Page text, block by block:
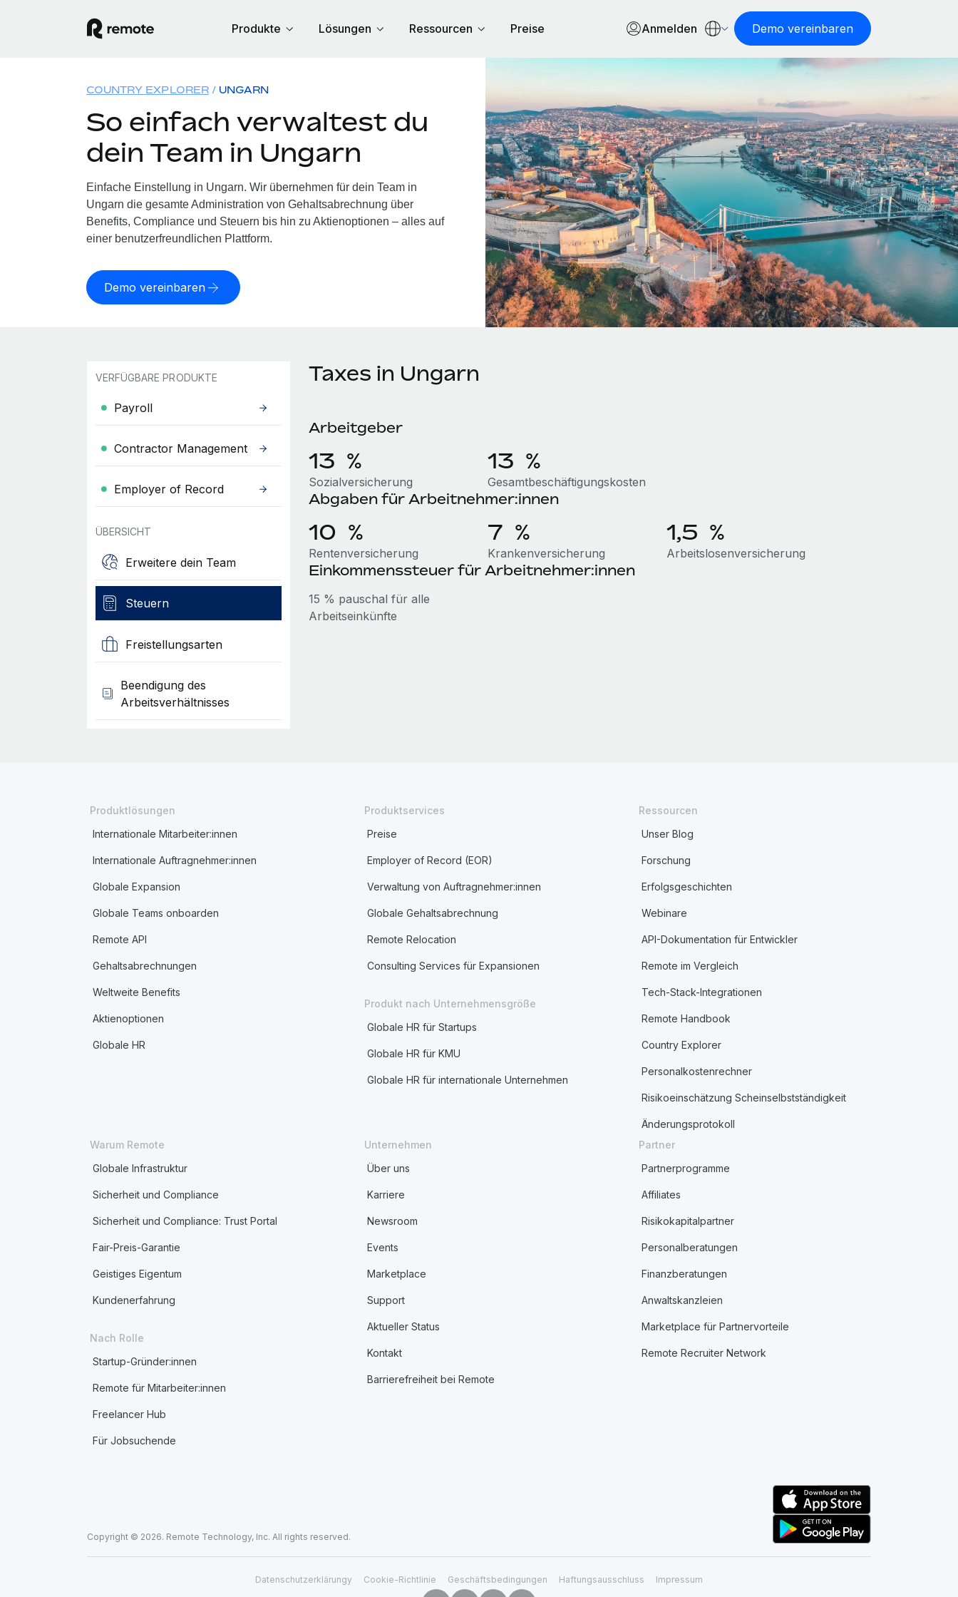
Produkte Lösungen Ressourcen Preise Anmelden Demo vereinbaren
COUNTRY EXPLORER UNGARN
So einfach verwaltest du
dein Team in Ungarn
Einfache Einstellung in Ungarn. Wir übernehmen für dein Team in
Ungarn die gesamte Administration von Gehaltsabrechnung über
Benefits, Compliance und Steuern bis hin zu Aktienoptionen – alles auf
einer benutzerfreundlichen Plattform.
Demo vereinbaren
VERFÜGBARE PRODUKTE
Payroll
Contractor Management
Employer of Record
ÜBERSICHT
Erweitere dein Team
Steuern
Freistellungsarten
Beendigung des
Arbeitsverhältnisses
Taxes in Ungarn
Arbeitgeber
13 %
Sozialversicherung
13 %
Gesamtbeschäftigungskosten
Abgaben für Arbeitnehmer:innen
10 %
Rentenversicherung
7 %
Krankenversicherung
1,5 %
Arbeitslosenversicherung
Einkommenssteuer für Arbeitnehmer:innen
15 % pauschal für alle
Arbeitseinkünfte
Produktlösungen
Internationale Mitarbeiter:innen
Internationale Auftragnehmer:innen
Globale Expansion
Globale Teams onboarden
Remote API
Gehaltsabrechnungen
Weltweite Benefits
Aktienoptionen
Globale HR
Produktservices
Preise
Employer of Record (EOR)
Verwaltung von Auftragnehmer:innen
Globale Gehaltsabrechnung
Remote Relocation
Consulting Services für Expansionen
Produkt nach Unternehmensgröße
Globale HR für Startups
Globale HR für KMU
Globale HR für internationale Unternehmen
Ressourcen
Unser Blog
Forschung
Erfolgsgeschichten
Webinare
API-Dokumentation für Entwickler
Remote im Vergleich
Tech-Stack-Integrationen
Remote Handbook
Country Explorer
Personalkostenrechner
Risikoeinschätzung Scheinselbstständigkeit
Änderungsprotokoll
Warum Remote
Globale Infrastruktur
Sicherheit und Compliance
Sicherheit und Compliance: Trust Portal
Fair-Preis-Garantie
Geistiges Eigentum
Kundenerfahrung
Nach Rolle
Startup-Gründer:innen
Remote für Mitarbeiter:innen
Freelancer Hub
Für Jobsuchende
Unternehmen
Über uns
Karriere
Newsroom
Events
Marketplace
Support
Aktueller Status
Kontakt
Barrierefreiheit bei Remote
Partner
Partnerprogramme
Affiliates
Risikokapitalpartner
Personalberatungen
Finanzberatungen
Anwaltskanzleien
Marketplace für Partnervorteile
Remote Recruiter Network
Copyright © 2026. Remote Technology, Inc. All rights reserved.
Datenschutzerklärungy Cookie-Richtlinie Geschäftsbedingungen Haftungsausschluss Impressum